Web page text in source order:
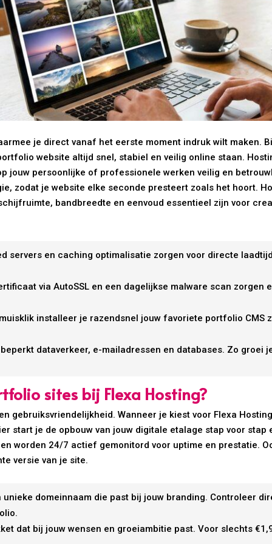
je direct vanaf het eerste moment indruk wilt maken.
website altijd snel, stabiel en veilig online staan.
jouw persoonlijke of professionele werken veilig en
zodat je website elke seconde presteert zoals het hoort.
bandbreedte en eenvoud essentieel zijn voor
servers en caching optimalisatie zorgen voor directe
via AutoSSL en een dagelijkse malware scan
installeer je razendsnel jouw favoriete portfolio CMS
dataverkeer, e-mailadressen en databases. Zo groei
sites bij Flexa Hosting?
gebruiksvriendelijkheid. Wanneer je kiest voor Flexa
start je de opbouw van jouw digitale etalage stap voor stap
worden 24/7 actief gemonitord voor uptime en prestatie.
versie van je site.
unieke domeinnaam die past bij jouw branding. Controleer
dat bij jouw wensen en groeiambitie past. Voor slechts